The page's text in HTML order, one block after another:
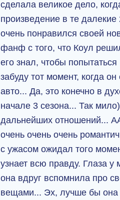
сделала великое дело,
произведение в те
очень понравился своей
фанф с того, что Коул
его знал, чтобы
забуду тот момент, когда
авто... Да, это конечно в
начале 3 сезона... Так
дальнейших отношений...
очень очень очень
с ужасом ожидал того
узнает всю правду. Глаза
она вдруг вспомнила про
вещами... Эх, лучше бы она